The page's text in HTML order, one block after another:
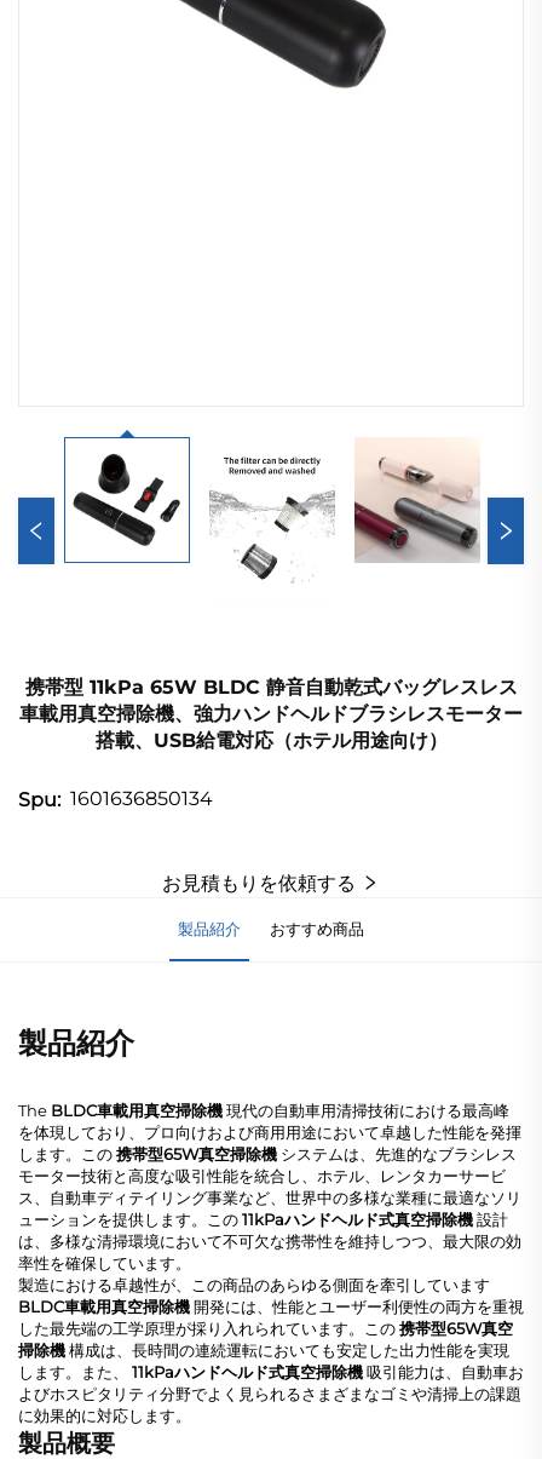
携帯型 11kPa 65W BLDC 静音自動乾式バッグレスレス
車載用真空掃除機、強力ハンドヘルドブラシレスモーター
搭載、USB給電対応（ホテル用途向け）
Spu: 1601636850134
お見積もりを依頼する
製品紹介 おすすめ商品
製品紹介
The BLDC車載用真空掃除機現代の自動車用清掃技術における最高峰
を体現しており、プロ向けおよび商用用途において卓越した性能を発揮
します。この携帯型65W真空掃除機 システムは、先進的なブラシレス
モーター技術と高度な吸引性能を統合し、ホテル、レンタカーサービ
ス、自動車ディテイリング事業など、世界中の多様な業種に最適なソリ
ューションを提供します。この11kPaハンドヘルド式真空掃除機設計
は、多様な清掃環境において不可欠な携帯性を維持しつつ、最大限の効
率性を確保しています。
製造における卓越性が、この商品のあらゆる側面を牽引しています
BLDC車載用真空掃除機開発には、性能とユーザー利便性の両方を重視
した最先端の工学原理が採り入れられています。この携帯型65W真空
掃除機構成は、長時間の連続運転においても安定した出力性能を実現
します。また、 11kPaハンドヘルド式真空掃除機吸引能力は、自動車お
よびホスピタリティ分野でよく見られるさまざまなゴミや清掃上の課題
に効果的に対応します。
製品概要